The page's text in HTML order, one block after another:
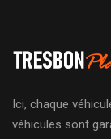
Ici, chaque
véhicules sont